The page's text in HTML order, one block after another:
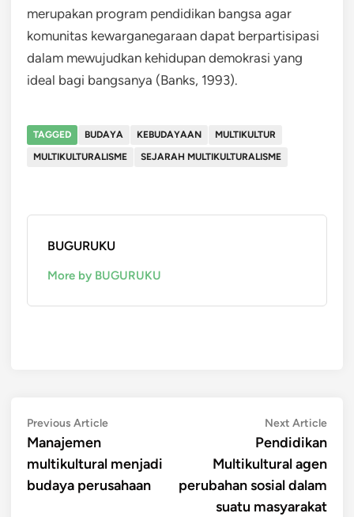
merupakan program pendidikan bangsa agar
komunitas kewarganegaraan dapat berpartisipasi
dalam mewujudkan kehidupan demokrasi yang
ideal bagi bangsanya (Banks, 1993).
TAGGED BUDAYA KEBUDAYAAN
MULTIKULTUR
MULTIKULTURALISME
SEJARAH MULTIKULTURALISME
BUGURUKU
More by BUGURUKU
Post
navigation
Previous ArticlePrevious
Manajemen
multikultural menjadi
budaya perusahaan
Next ArticleNext
Pendidikan
Multikultural agen
perubahan sosial dalam
suatu masyarakat